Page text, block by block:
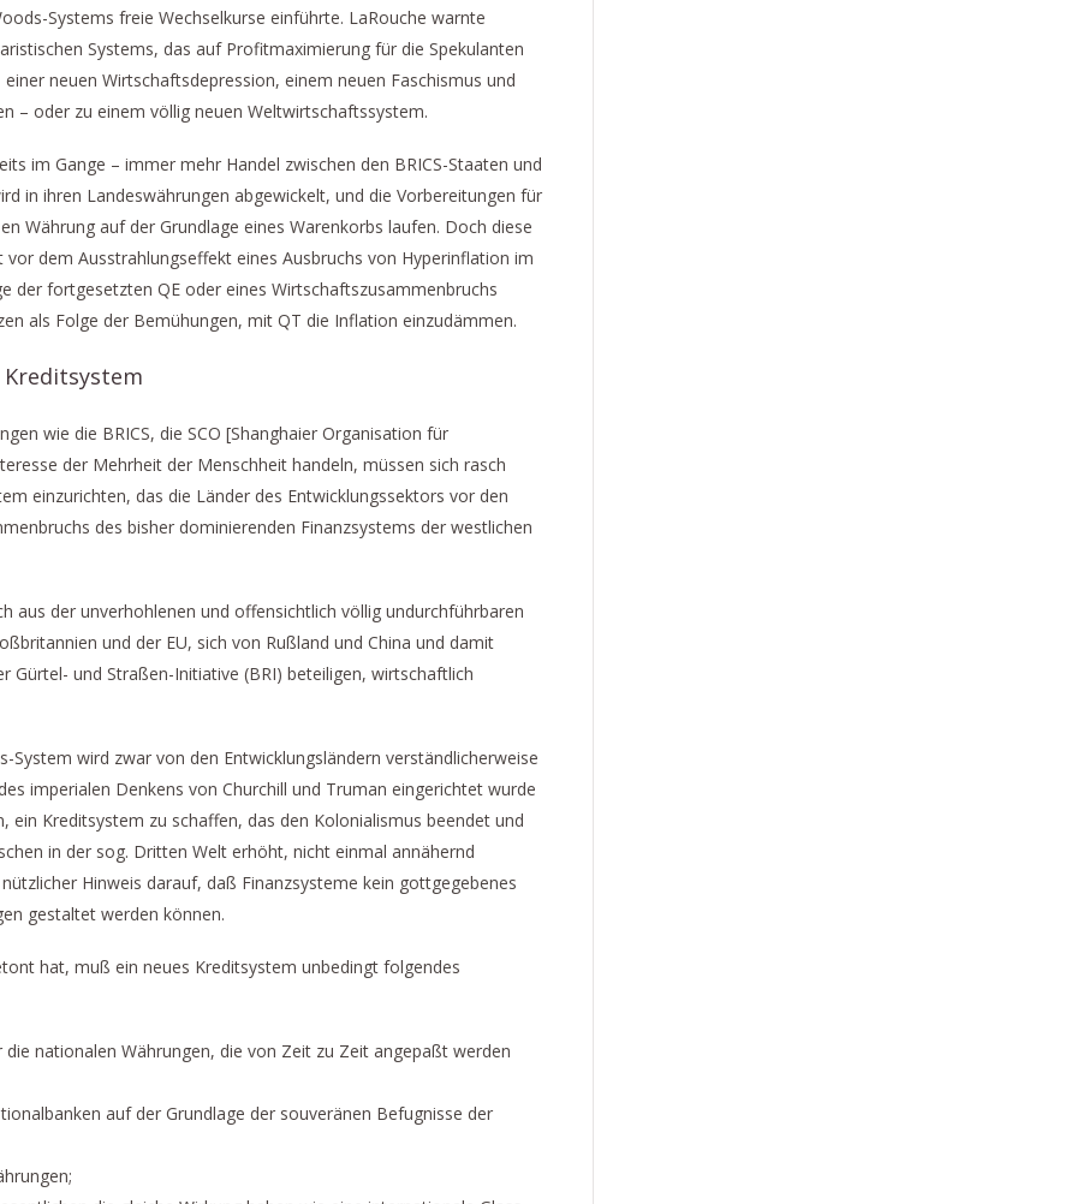
Systems freie Wechselkurse einführte. LaRouche warnte
Systems, das auf Profitmaximierung für die Spekulanten
neuen Wirtschaftsdepression, einem neuen Faschismus und
– oder zu einem völlig neuen Weltwirtschaftssystem.
im Gange – immer mehr Handel zwischen den BRICS-Staaten und
in ihren Landeswährungen abgewickelt, und die Vorbereitungen für
Währung auf der Grundlage eines Warenkorbs laufen. Doch diese
dem Ausstrahlungseffekt eines Ausbruchs von Hyperinflation im
der fortgesetzten QE oder eines Wirtschaftszusammenbruchs
als Folge der Bemühungen, mit QT die Inflation einzudämmen.
wie die BRICS, die SCO [Shanghaier Organisation für
der Mehrheit der Menschheit handeln, müssen sich rasch
einzurichten, das die Länder des Entwicklungssektors vor den
des bisher dominierenden Finanzsystems der westlichen
aus der unverhohlenen und offensichtlich völlig undurchführbaren
und der EU, sich von Rußland und China und damit
Gürtel- und Straßen-Initiative (BRI) beteiligen, wirtschaftlich
System wird zwar von den Entwicklungsländern verständlicherweise
imperialen Denkens von Churchill und Truman eingerichtet wurde
ein Kreditsystem zu schaffen, das den Kolonialismus beendet und
in der sog. Dritten Welt erhöht, nicht einmal annähernd
Hinweis darauf, daß Finanzsysteme kein gottgegebenes
gestaltet werden können.
hat, muß ein neues Kreditsystem unbedingt folgendes
nationalen Währungen, die von Zeit zu Zeit angepaßt werden
auf der Grundlage der souveränen Befugnisse der